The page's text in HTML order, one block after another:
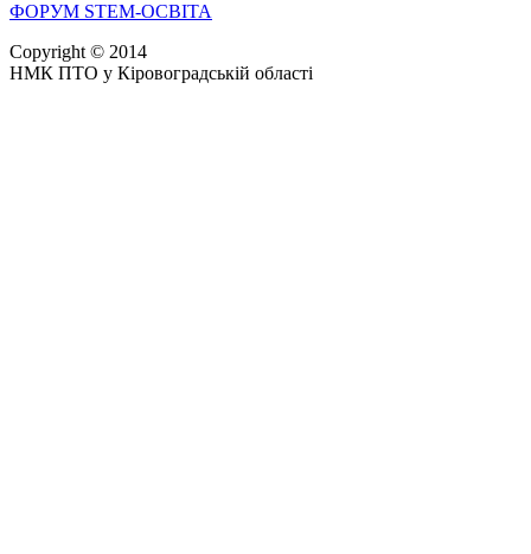
ФОРУМ STEM-ОСВІТА
Copyright © 2014
НМК ПТО у Кіровоградській області